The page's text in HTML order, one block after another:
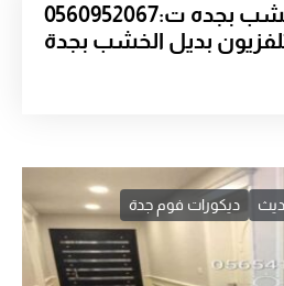
شرائح بديل الخشب بجده ت:0560952067
بديل الخشب بجدة
ديكورات فوم جدة